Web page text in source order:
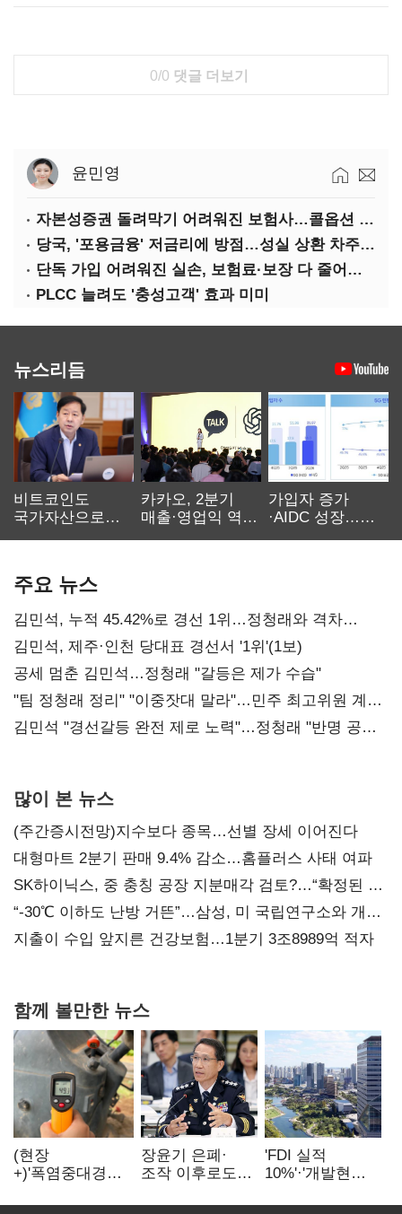
0/0 댓글 더보기
윤민영
자본성증권 돌려막기 어려워진 보험사…콜옵션 부담 급증
당국, '포용금융' 저금리에 방점…성실 상환 차주는 '역차별'
단독 가입 어려워진 실손, 보험료·보장 다 줄어든 5세대는?
PLCC 늘려도 '충성고객' 효과 미미
뉴스리듬
비트코인도
국가자산으로…'
카카오, 2분기
매출·영업익 역대
가입자 증가
·AIDC 성장…
주요 뉴스
김민석, 누적 45.42%로 경선 1위…정청래와 격차
0.86%p(2보)
김민석, 제주·인천 당대표 경선서 '1위'(1보)
공세 멈춘 김민석…정청래 "갈등은 제가 수습"
"팀 정청래 정리" "이중잣대 말라"…민주 최고위원 계파
다툼 격화
김민석 "경선갈등 완전 제로 노력"…정청래 "반명 공세
많이 본 뉴스
(주간증시전망)지수보다 종목…선별 장세 이어진다
대형마트 2분기 판매 9.4% 감소…홈플러스 사태 여파
SK하이닉스, 중 충칭 공장 지분매각 검토?…“확정된 바
없어”
“-30℃ 이하도 난방 거뜬”…삼성, 미 국립연구소와 개발
협력
지출이 수입 앞지른 건강보험…1분기 3조8989억 적자
함께 볼만한 뉴스
(현장
+)'폭염중대경보'
이주노동자는
장윤기 은폐·
조작 이후로도
내부비위…경찰
'FDI 실적
10%'·'개발현안
인천경제청장